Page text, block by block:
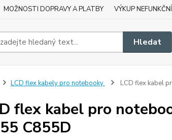
MOŽNOSTI DOPRAVY A PLATBY VÝKUP
Hledat
LCD flex kabely pro notebooky LCD flex kabel
flex kabel pro
C855D